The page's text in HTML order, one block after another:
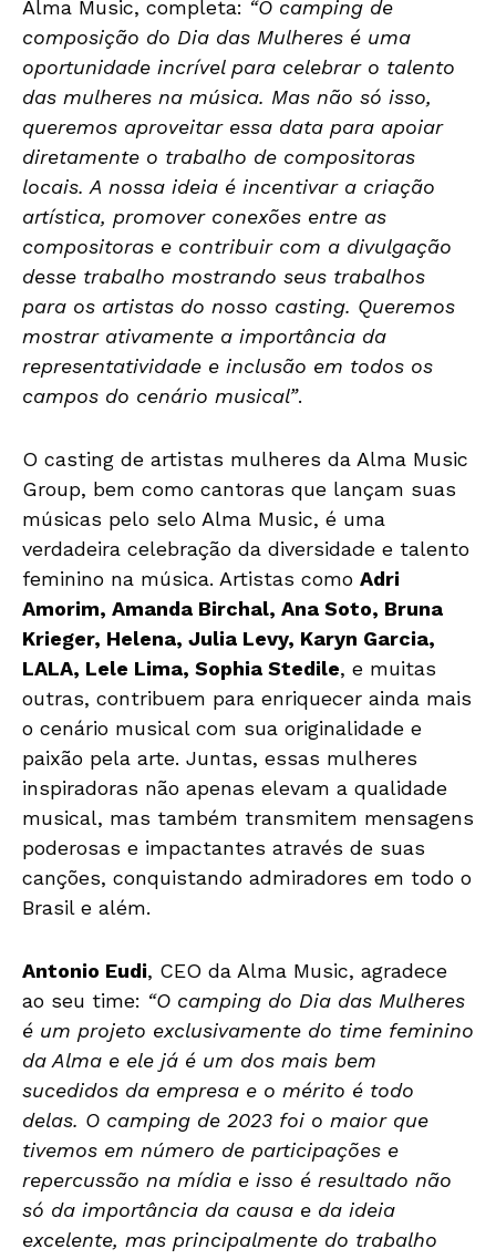
Alma Music, completa: “O camping de
composição do Dia das Mulheres é uma
oportunidade incrível para celebrar o talento
das mulheres na música. Mas não só isso,
queremos aproveitar essa data para apoiar
diretamente o trabalho de compositoras
locais. A nossa ideia é incentivar a criação
artística, promover conexões entre as
compositoras e contribuir com a divulgação
desse trabalho mostrando seus trabalhos
para os artistas do nosso casting. Queremos
mostrar ativamente a importância da
representatividade e inclusão em todos os
campos do cenário musical”.
O casting de artistas mulheres da Alma Music
Group, bem como cantoras que lançam suas
músicas pelo selo Alma Music, é uma
verdadeira celebração da diversidade e talento
feminino na música. Artistas como Adri
Amorim, Amanda Birchal, Ana Soto, Bruna
Krieger, Helena, Julia Levy, Karyn Garcia,
LALA, Lele Lima, Sophia Stedile, e muitas
outras, contribuem para enriquecer ainda mais
o cenário musical com sua originalidade e
paixão pela arte. Juntas, essas mulheres
inspiradoras não apenas elevam a qualidade
musical, mas também transmitem mensagens
poderosas e impactantes através de suas
canções, conquistando admiradores em todo o
Brasil e além.
Antonio Eudi, CEO da Alma Music, agradece
ao seu time: “O camping do Dia das Mulheres
é um projeto exclusivamente do time feminino
da Alma e ele já é um dos mais bem
sucedidos da empresa e o mérito é todo
delas. O camping de 2023 foi o maior que
tivemos em número de participações e
repercussão na mídia e isso é resultado não
só da importância da causa e da ideia
excelente, mas principalmente do trabalho